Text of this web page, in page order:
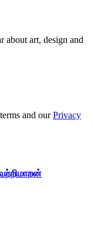
about art, design and
and ourPrivacy